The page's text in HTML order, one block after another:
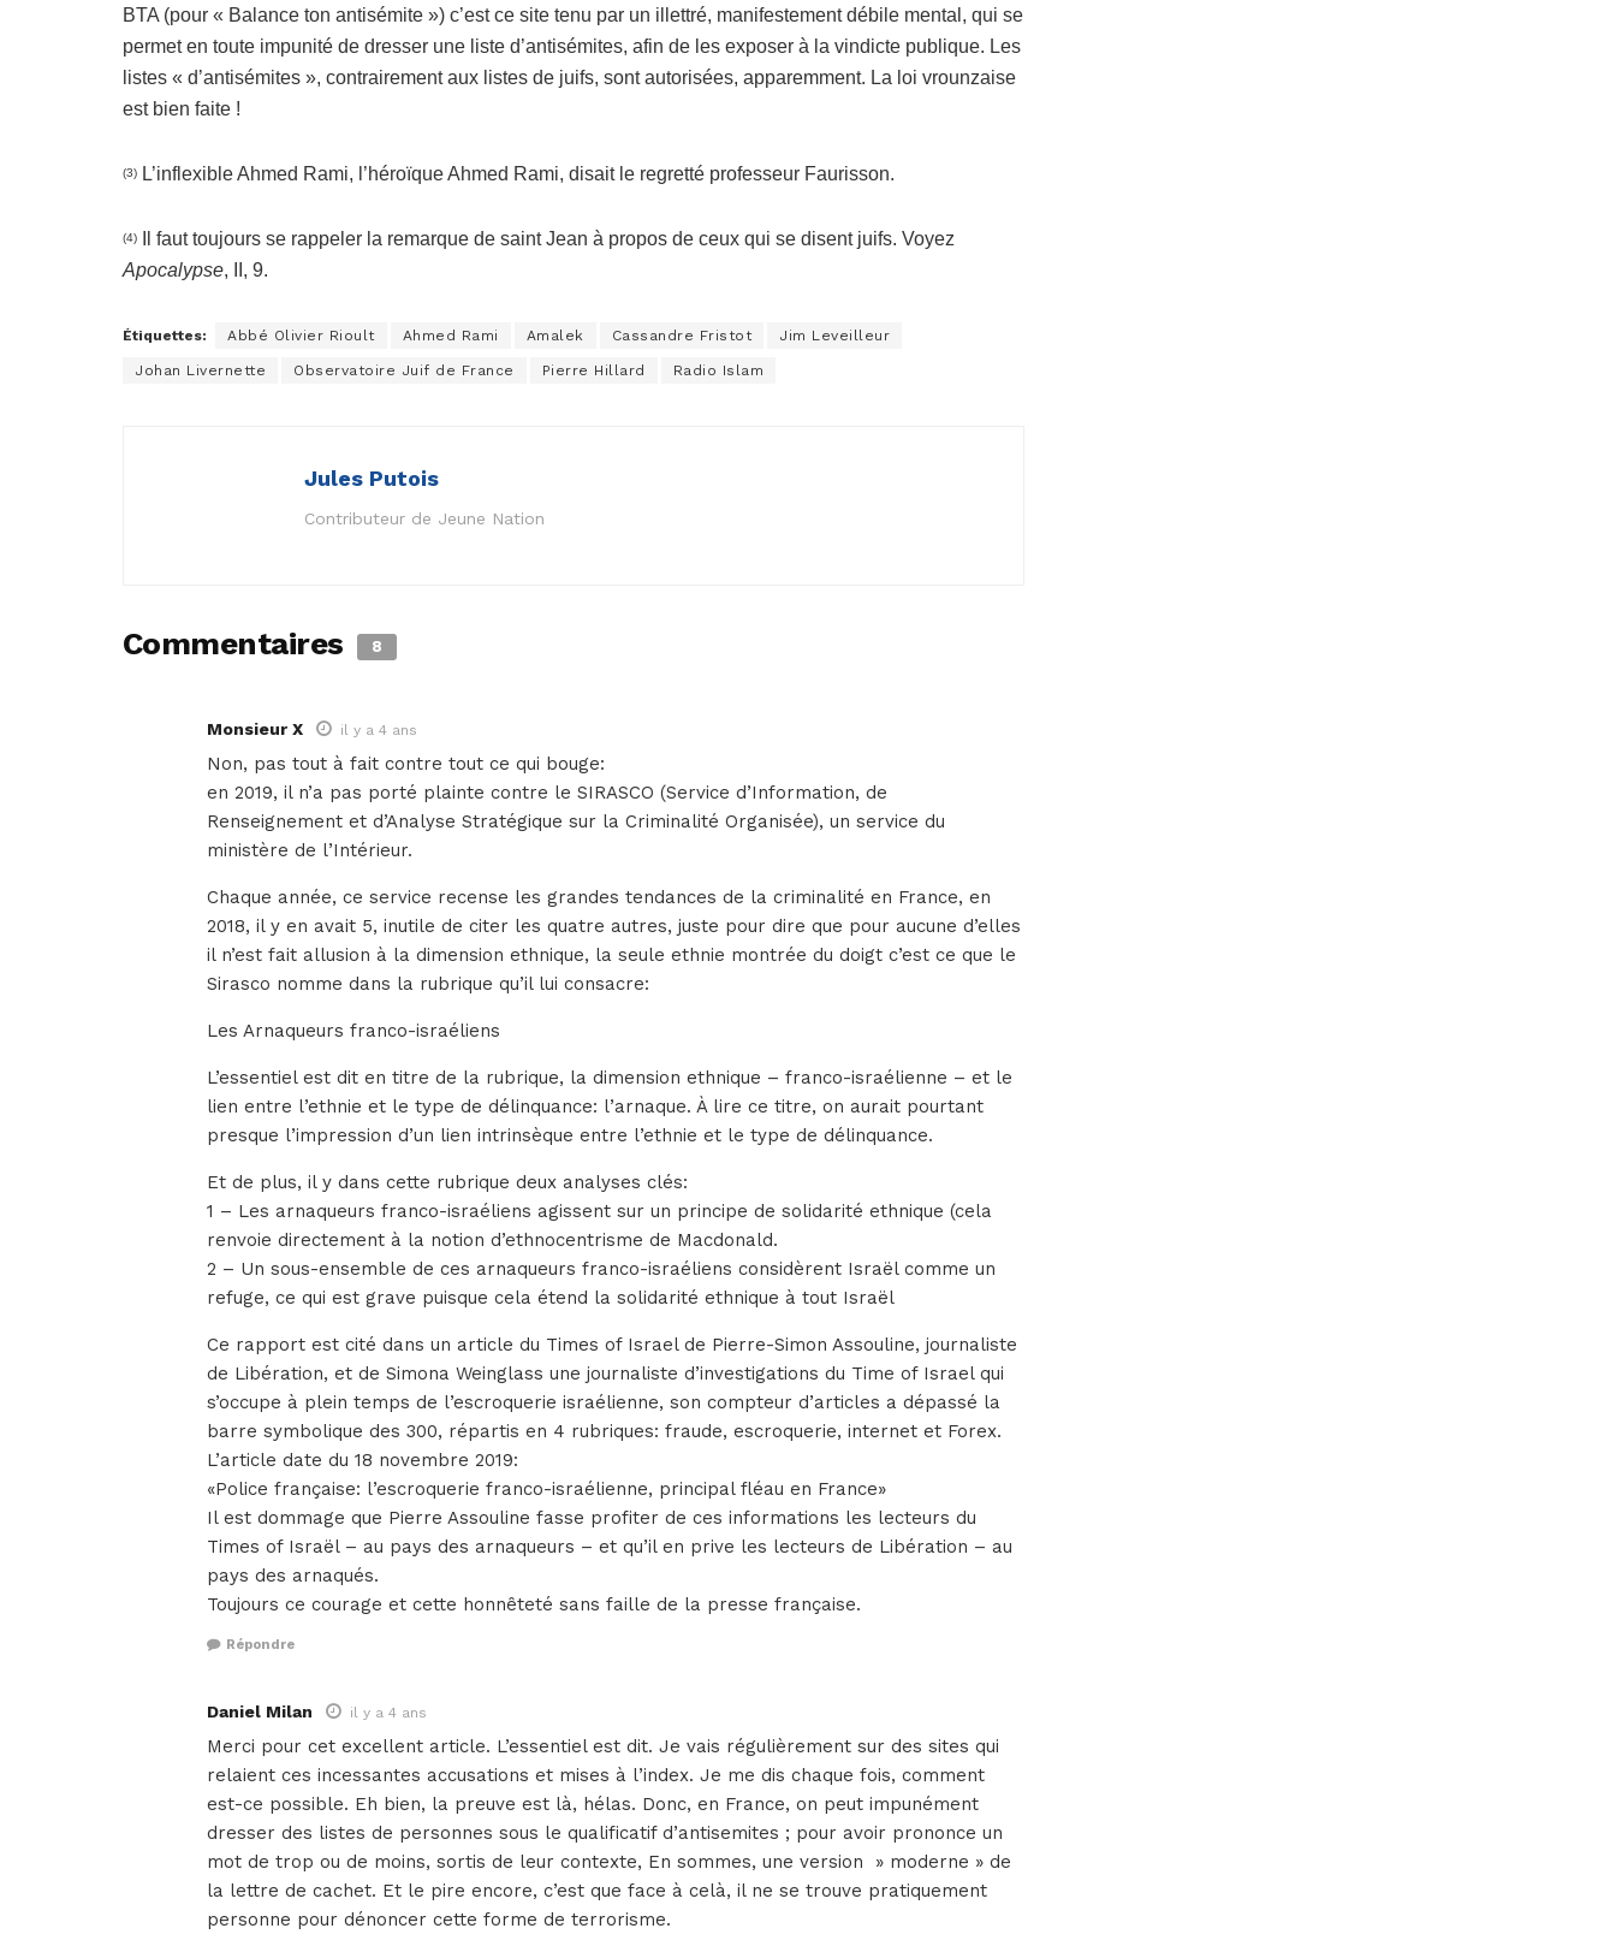
BTA (pour « Balance ton antisémite ») c’est ce site tenu par un illettré, manifestement débile mental, qui se
permet en toute impunité de dresser une liste d’antisémites, afin de les exposer à la vindicte publique. Les
listes « d’antisémites », contrairement aux listes de juifs, sont autorisées, apparemment. La loi vrounzaise
est bien faite !
(3) L’inflexible Ahmed Rami, l’héroïque Ahmed Rami, disait le regretté professeur Faurisson.
(4)
Il faut toujours se rappeler la remarque de saint Jean à propos de ceux qui se disent juifs. Voyez
Apocalypse, II, 9.
Étiquettes: Abbé Olivier Rioult Ahmed Rami Amalek Cassandre Fristot Jim Leveilleur
Johan Livernette Observatoire Juif de France Pierre Hillard Radio Islam
Jules Putois
Contributeur de Jeune Nation
Commentaires 8
Monsieur X il y a 4 ans
Non, pas tout à fait contre tout ce qui bouge:
en 2019, il n’a pas porté plainte contre le SIRASCO (Service d’Information, de
Renseignement et d’Analyse Stratégique sur la Criminalité Organisée), un service du
ministère de l’Intérieur.
Chaque année, ce service recense les grandes tendances de la criminalité en France, en
2018, il y en avait 5, inutile de citer les quatre autres, juste pour dire que pour aucune d’elles
il n’est fait allusion à la dimension ethnique, la seule ethnie montrée du doigt c’est ce que le
Sirasco nomme dans la rubrique qu’il lui consacre:
Les Arnaqueurs franco-israéliens
L’essentiel est dit en titre de la rubrique, la dimension ethnique – franco-israélienne – et le
lien entre l’ethnie et le type de délinquance: l’arnaque. À lire ce titre, on aurait pourtant
presque l’impression d’un lien intrinsèque entre l’ethnie et le type de délinquance.
Et de plus, il y dans cette rubrique deux analyses clés:
1 – Les arnaqueurs franco-israéliens agissent sur un principe de solidarité ethnique (cela
renvoie directement à la notion d’ethnocentrisme de Macdonald.
2 – Un sous-ensemble de ces arnaqueurs franco-israéliens considèrent Israël comme un
refuge, ce qui est grave puisque cela étend la solidarité ethnique à tout Israël
Ce rapport est cité dans un article du Times of Israel de Pierre-Simon Assouline, journaliste
de Libération, et de Simona Weinglass une journaliste d’investigations du Time of Israel qui
s’occupe à plein temps de l’escroquerie israélienne, son compteur d’articles a dépassé la
barre symbolique des 300, répartis en 4 rubriques: fraude, escroquerie, internet et Forex.
L’article date du 18 novembre 2019:
«Police française: l’escroquerie franco-israélienne, principal fléau en France»
Il est dommage que Pierre Assouline fasse profiter de ces informations les lecteurs du
Times of Israël – au pays des arnaqueurs – et qu’il en prive les lecteurs de Libération – au
pays des arnaqués.
Toujours ce courage et cette honnêteté sans faille de la presse française.
Répondre
Daniel Milan il y a 4 ans
Merci pour cet excellent article. L’essentiel est dit. Je vais régulièrement sur des sites qui
relaient ces incessantes accusations et mises à l’index. Je me dis chaque fois, comment
est-ce possible. Eh bien, la preuve est là, hélas. Donc, en France, on peut impunément
dresser des listes de personnes sous le qualificatif d’antisemites ; pour avoir prononce un
mot de trop ou de moins, sortis de leur contexte, En sommes, une version » moderne » de
la lettre de cachet. Et le pire encore, c’est que face à celà, il ne se trouve pratiquement
personne pour dénoncer cette forme de terrorisme.